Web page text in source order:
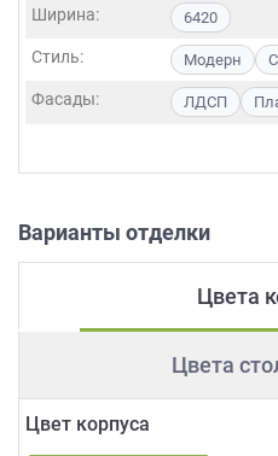
Ширина: 6420
Стиль: Модерн
Фасады: ЛДСП
Варианты отделки
Цвета
Цвета
Цвет корпуса